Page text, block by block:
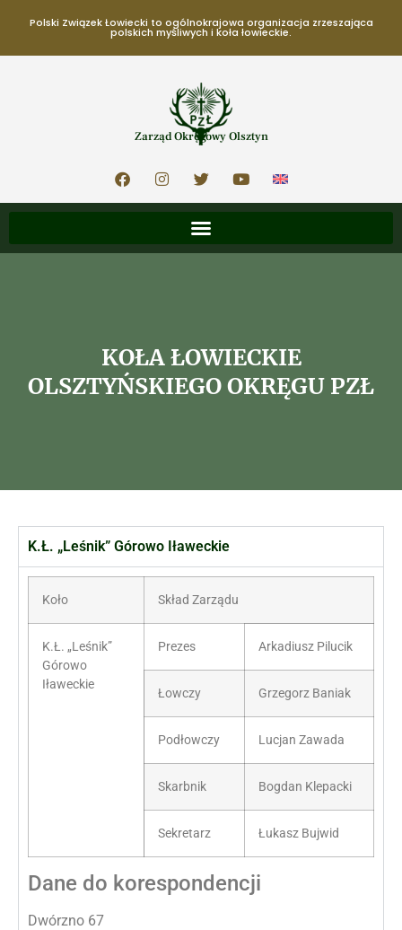
Polski Związek Łowiecki to ogólnokrajowa organizacja zrzeszająca
polskich myśliwych i koła łowieckie.
Zarząd Okręgowy Olsztyn
KOŁA ŁOWIECKIE
OLSZTYŃSKIEGO OKRĘGU PZŁ
K.Ł. „Leśnik” Górowo Iławeckie
Koło Skład Zarządu
K.Ł. „Leśnik”
Górowo
Iławeckie
Prezes Arkadiusz Pilucik
Łowczy Grzegorz Baniak
Podłowczy Lucjan Zawada
Skarbnik Bogdan Klepacki
Sekretarz Łukasz Bujwid
Dane do korespondencji
Dwórzno 67